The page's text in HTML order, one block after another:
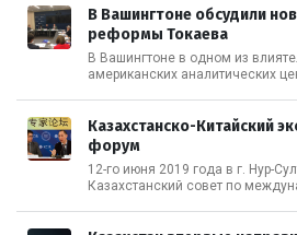
отношениям на тему «Новый этап
Ближнем Востоке: проблеммы
иностранных боевиков».
В Вашингтоне обсудили
реформы Токаева
В Вашингтоне в одном из
американских аналитических
Казахстане. В обсуждении
эксперты ведущих
центров и университетов, а также
представители
Казахстана в обсуждении
Казахстанско-Китайский
форум
12-го июня 2019 года в г. Нур-
Казахстанский совет по